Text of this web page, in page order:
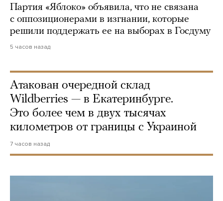
Партия «Яблоко» объявила, что не связана
с оппозиционерами в изгнании, которые
решили поддержать ее на выборах в Госдуму
5 часов назад
Атакован очередной склад
Wildberries — в Екатеринбурге.
Это более чем в двух тысячах
километров от границы с Украиной
7 часов назад